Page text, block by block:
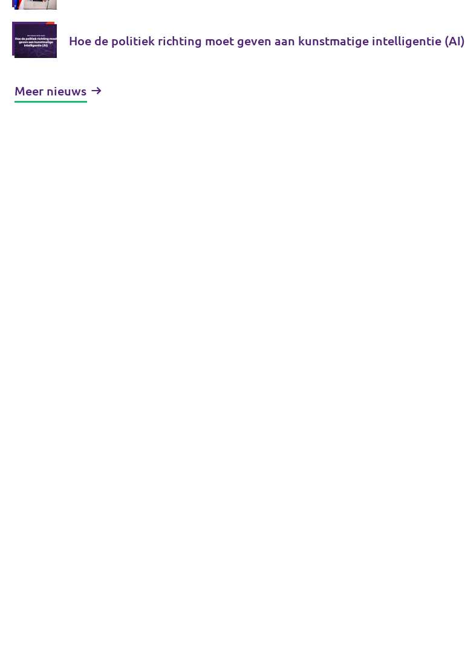
Hoe de politiek richting moet geven aan kunstmatige intelligentie (AI)
Meer nieuws